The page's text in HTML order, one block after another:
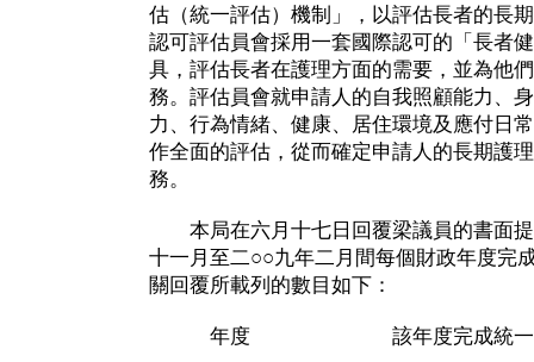
估（統一評估）機制」，以評估長者的長
認可評估員會採用一套國際認可的「長者
具，評估長者在護理方面的需要，並為他
務。評估員會就申請人的自我照顧能力、
力、行為情緒、健康、居住環境及應付日
作全面的評估，從而確定申請人的長期護
務。
本局在六月十七日回覆梁議員的書面提
十一月至二○○九年二月間每個財政年度完
關回覆所載列的數目如下：
年度 該年度完成統一評估